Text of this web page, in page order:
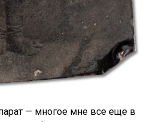
— многое мне все еще в